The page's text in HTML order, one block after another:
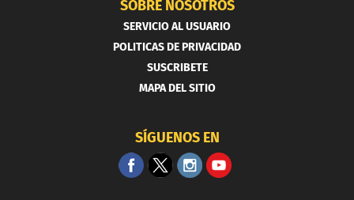
SOBRE NOSOTROS
SERVICIO AL USUARIO
POLITICAS DE PRIVACIDAD
SUSCRIBETE
MAPA DEL SITIO
SÍGUENOS EN